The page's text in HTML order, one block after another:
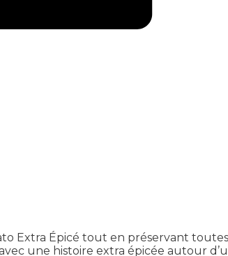
Extra Épicé tout en préservant
une histoire extra épicée autour